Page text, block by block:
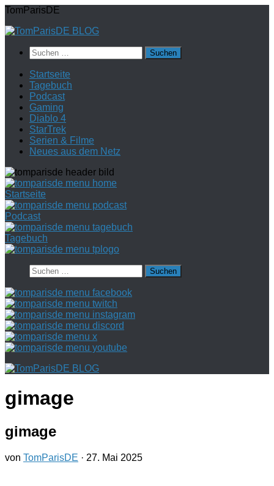
Zum
springen
TomParisDE
Suchen
nach:
Startseite
Tagebuch
Podcast
Gaming
Diablo 4
StarTrek
Serien & Filme
Neues aus dem Netz
Startseite
Podcast
Tagebuch
Suchen
nach:
gimage
gimage
von TomParisDE · 27. Mai 2025